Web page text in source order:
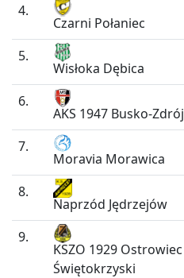
4.
Czarni Połaniec
5.
Wisłoka Dębica
6.
AKS 1947 Busko-Zdrój
7.
Moravia Morawica
8.
Naprzód Jędrzejów
9.
KSZO 1929 Ostrowiec
Świętokrzyski